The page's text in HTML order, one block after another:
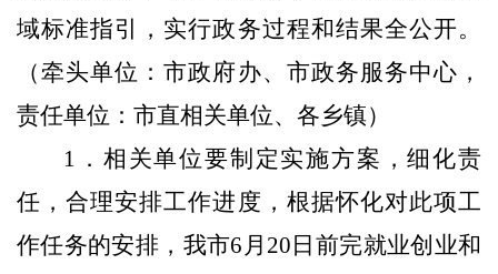
域标准指引，实行政务过程和结果全公开。
（牵头单位：市政府办、市政务服务中心，
责任单位：市直相关单位、各乡镇）
1 ．相关单位要制定实施方案，细化责
任，合理安排工作进度，根据怀化对此项工
作任务的安排，我市6 月 20 日 前完就业创业和